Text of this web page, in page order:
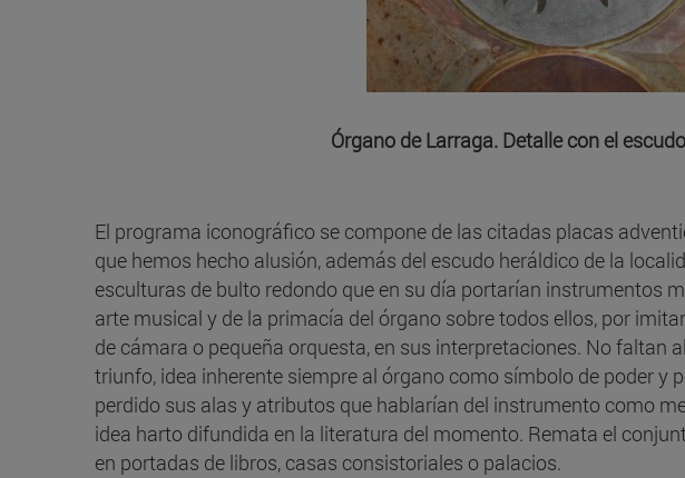
Órgano de Larraga. Detalle con el
El programa iconográfico se compone de las citadas placas
que hemos hecho alusión, además del escudo heráldico de la
esculturas de bulto redondo que en su día portarían instrumentos
arte musical y de la primacía del órgano sobre todos ellos, por
de cámara o pequeña orquesta, en sus interpretaciones. No faltan
triunfo, idea inherente siempre al órgano como símbolo de poder y
perdido sus alas y atributos que hablarían del instrumento como
idea harto difundida en la literatura del momento. Remata el
en portadas de libros, casas consistoriales o palacios.